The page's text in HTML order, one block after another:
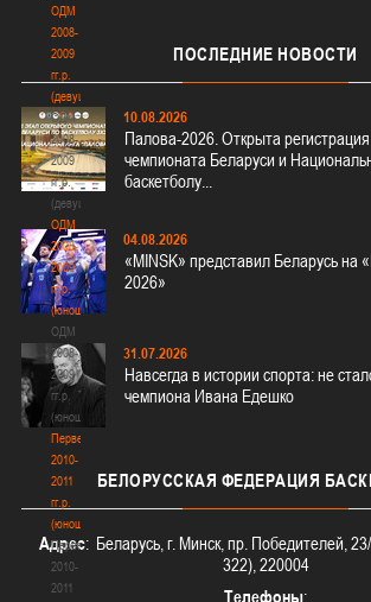
ОДМ
2008-
2009
гг.р.
(девушки)
ОДМ
2008-
2009
гг.р.
(девушки)
ОДМ
2008-
2009
гг.р.
(юноши)
ОДМ
2008-
2009
гг.р.
(юноши)
Первенство
2010-
2011
гг.р.
(юноши)
Первенство
2010-
2011
ПОСЛЕДНИЕ НОВОСТИ
10.08.2026
Палова-2026. Открыта регистрация
чемпионата Беларуси и
баскетболу...
04.08.2026
«MINSK» представил Беларусь на
2026»
31.07.2026
Навсегда в истории спорта: не
чемпиона Ивана Едешко
БЕЛОРУССКАЯ ФЕДЕРАЦИЯ
Адрес: Беларусь, г. Минск, пр. Победителей,
322), 220004
Телефоны: